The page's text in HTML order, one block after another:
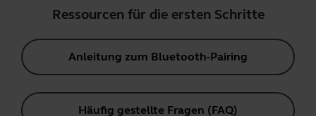
Ressourcen für die ersten Schritte
Anleitung zum Bluetooth-Pairing
Häufig gestellte Fragen (FAQ)